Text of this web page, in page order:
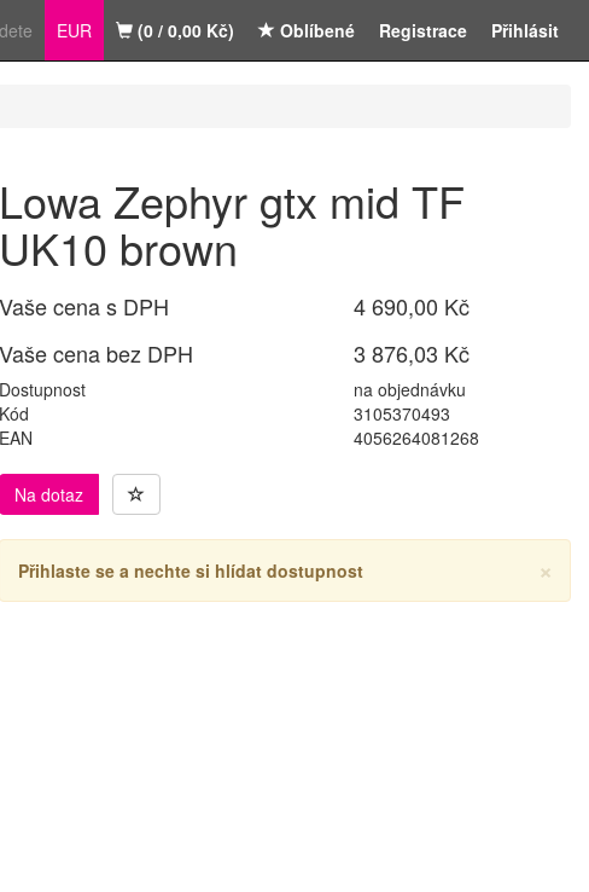
Registrace Přihlásit
EUR (0 / 0,00 Kč) Oblíbené
Lowa Zephyr gtx mid TF
UK10 brown
Vaše cena s DPH
4 690,00 Kč
Vaše cena bez DPH
3 876,03 Kč
Dostupnost
na objednávku
Kód
3105370493
EAN
4056264081268
Na dotaz
×
Přihlaste se a nechte si hlídat dostupnost